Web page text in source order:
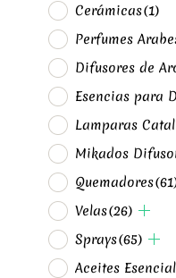
Cerámicas(1)
Perfumes
Difusores de
Esencias para
Lamparas
Mikados
Quemadores
Velas(26)
Sprays(65)
Aceites